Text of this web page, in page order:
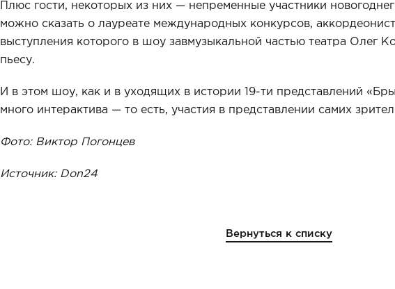
Плюс гости, некоторых из них — непременные участники
можно сказать о лауреате международных конкурсов,
выступления которого в шоу завмузыкальной частью театра Олег
пьесу.
И в этом шоу, как и в уходящих в истории 19-ти представлений
много интерактива — то есть, участия в представлении самих
Фото: Виктор Погонцев
Источник: Don24
Вернуться к списку